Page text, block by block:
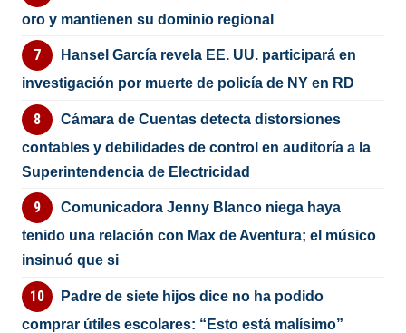
oro y mantienen su dominio regional
Hansel García revela EE. UU. participará en
investigación por muerte de policía de NY en RD
Cámara de Cuentas detecta distorsiones
contables y debilidades de control en auditoría a la
Superintendencia de Electricidad
Comunicadora Jenny Blanco niega haya
tenido una relación con Max de Aventura; el músico
insinuó que si
Padre de siete hijos dice no ha podido
comprar útiles escolares: “Esto está malísimo”